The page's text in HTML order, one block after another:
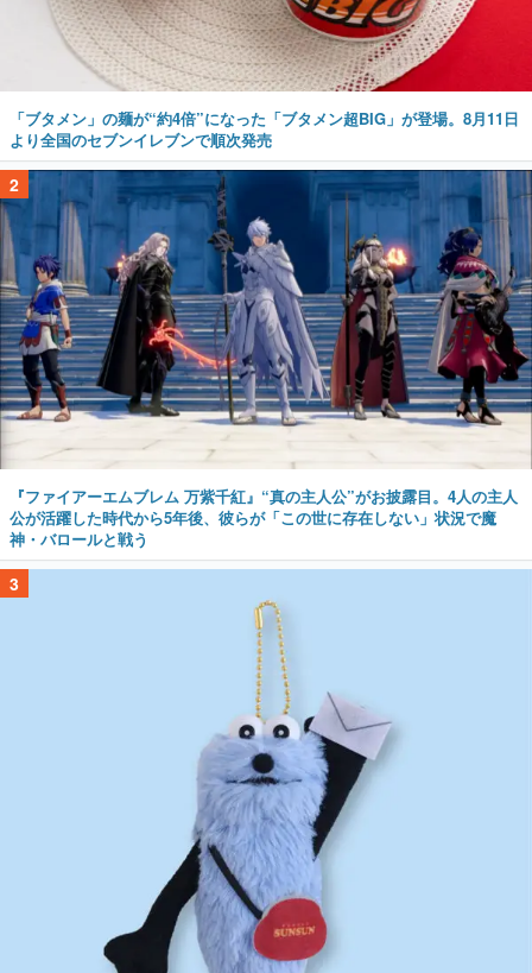
「ブタメン」の麺が“約4倍”になった「ブタメン超BIG」が登場。8月11日
より全国のセブンイレブンで順次発売
2
『ファイアーエムブレム 万紫千紅』“真の主人公”がお披露目。4人の主人
公が活躍した時代から5年後、彼らが「この世に存在しない」状況で魔
神・バロールと戦う
3